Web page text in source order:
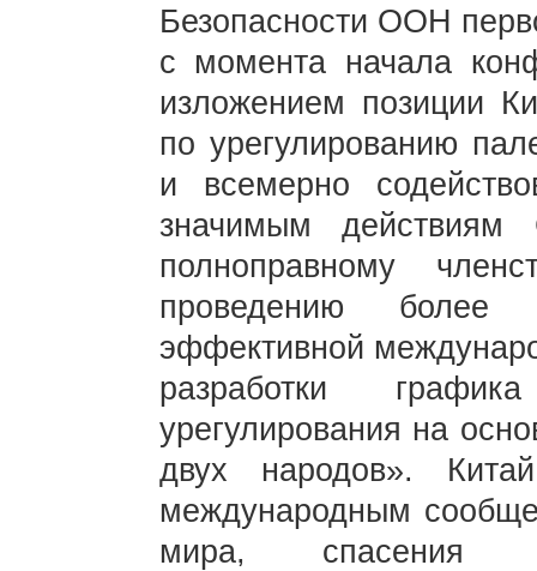
Безопасности ООН
с момента начала
изложением позиции
по урегулированию
и всемерно
значимым
полноправному
проведению более
эффективной
разработки
урегулирования на
двух народов».
международным
мира, спасения